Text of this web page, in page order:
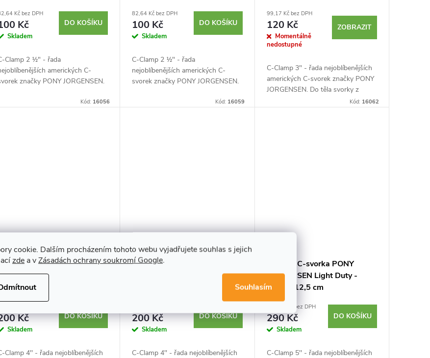
cookie. Dalším procházením tohoto webu vyjadřujete souhlas s jejich
zde a vZásadách ochrany soukromí Google.
Souhlasím
Kč bez DPH
Kč
Skladem
DO KOŠÍKU
Clamp 2 1⁄2″ - řada
amerických C-
značky PONY JORGENSEN.
usazen ocelový šroub s hladkým
Kód: 16056
82,64 Kč bez DPH
100 Kč
Skladem
DO KOŠÍKU
C-Clamp 2 1⁄2″ - řada
nejoblíbenějších amerických C-
svorek značky PONY JORGENSEN.
usazen ocelový šroub s hladkým
Kód: 16059
99,17 Kč bez DPH
120 Kč
Momentálně
nedostupné
ZOBRAZIT
C-Clamp 3″ - řada nejoblíbenějších
amerických C-svorek značky PONY
JORGENSEN. Do těla svorky z
tvárné litiny je usazen ocelový šroub
Kód: 16062
C-svorka PONY
Light Duty -
10 cm
Kč
Skladem
DO KOŠÍKU
Clamp 4'' - řada nejoblíbenějších
Litinová C-svorka PONY
JORGENSEN Light Duty -
200 Kč
Skladem
DO KOŠÍKU
C-Clamp 4'' - řada nejoblíbenějších
Litinová C-svorka PONY
JORGENSEN Light Duty -
rozpětí 12,5 cm
239,67 Kč bez DPH
290 Kč
Skladem
DO KOŠÍKU
C-Clamp 5'' - řada nejoblíbenějších